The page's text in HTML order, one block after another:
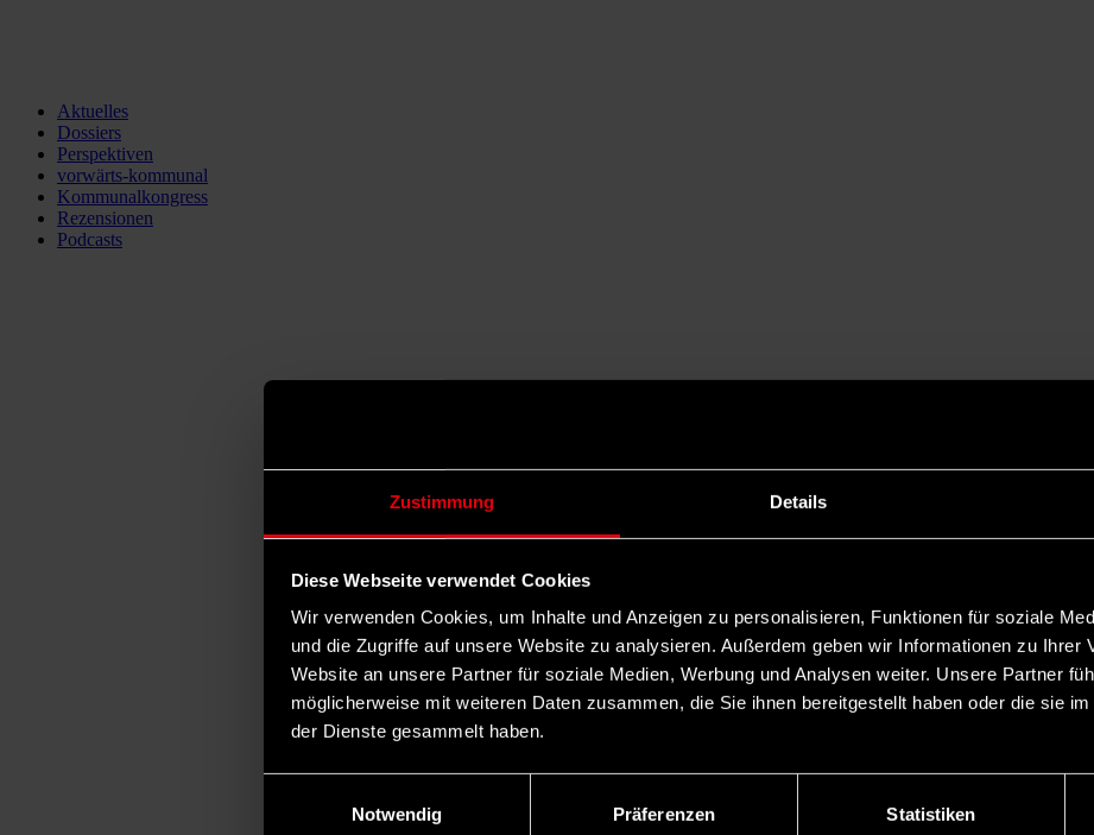
Zustimmung Details
Diese Webseite verwendet Cookies
Wir verwenden Cookies, um Inhalte und Anzeigen zu personalisieren, Funktionen für soziale
und die Zugriffe auf unsere Website zu analysieren. Außerdem geben wir Informationen zu Ihrer
Website an unsere Partner für soziale Medien, Werbung und Analysen weiter. Unsere Partner
möglicherweise mit weiteren Daten zusammen, die Sie ihnen bereitgestellt haben oder die sie
der Dienste gesammelt haben.
Notwendig
Präferenzen Statistiken
Aktuelles
Dossiers
Perspektiven
vorwärts-kommunal
Kommunalkongress
Rezensionen
Podcasts